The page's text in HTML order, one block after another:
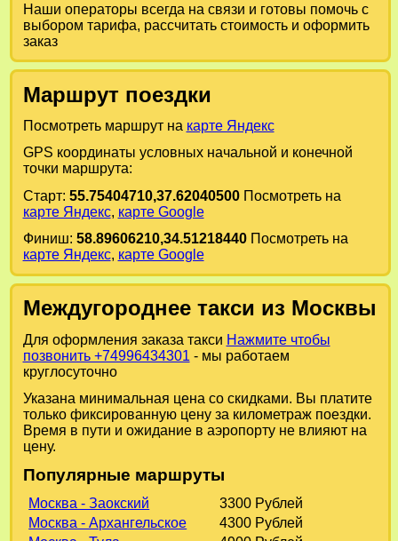
Наши операторы всегда на связи и готовы помочь с
выбором тарифа, рассчитать стоимость и оформить
заказ
Маршрут поездки
Посмотреть маршрут на карте Яндекс
GPS координаты условных начальной и конечной
точки маршрута:
Старт: 55.75404710,37.62040500Посмотреть на
карте Яндекс, карте Google
Финиш: 58.89606210,34.51218440Посмотреть на
карте Яндекс, карте Google
Междугороднее такси из Москвы
Для оформления заказа такси Нажмите чтобы
позвонить +74996434301 - мы работаем
круглосуточно
Указана минимальная цена со скидками. Вы платите
только фиксированную цену за километраж поездки.
Время в пути и ожидание в аэропорту не влияют на
цену.
Популярные маршруты
Москва - Заокский
3300 Рублей
Москва - Архангельское
4300 Рублей